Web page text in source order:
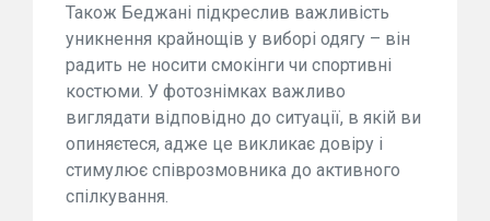
Також Беджані підкреслив важливість
уникнення крайнощів у виборі одягу – він
радить не носити смокінги чи спортивні
костюми. У фотознімках важливо
виглядати відповідно до ситуації, в якій ви
опиняєтеся, адже це викликає довіру і
стимулює співрозмовника до активного
спілкування.